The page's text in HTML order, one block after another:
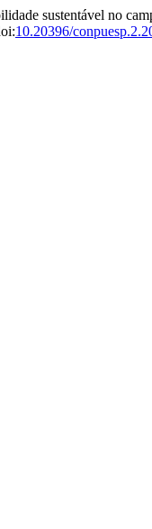
sustentável no
10.20396/